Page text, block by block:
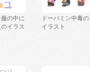
の中に
イラス
ドーパミン中毒の
イラスト